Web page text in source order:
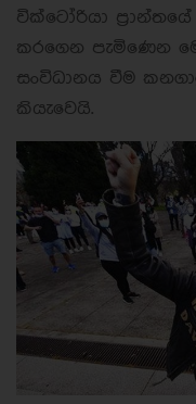
වික්ටෝරියා
කරගෙන පැමිණෙන
සංවිධානය වීම
කියැවෙයි.